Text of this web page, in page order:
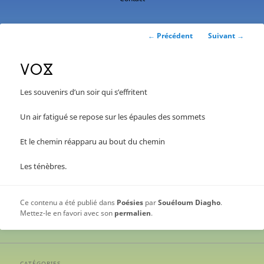
Navigation
← Précédent Suivant →
ⴸⵔⴵ
Les souvenirs d’un soir qui s’effritent
Un air fatigué se repose sur les épaules des sommets
Et le chemin réapparu au bout du chemin
Les ténèbres.
Ce contenu a été publié dans Poésies parSouéloum Diagho.
Mettez-le en favori avec son permalien.